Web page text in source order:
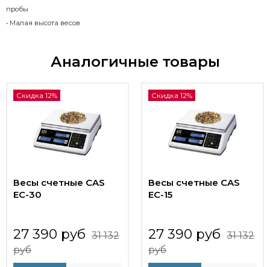
пробы
• Малая высота весов
Аналогичные товары
Скидка 12%
Весы счетные CAS
EC-30
27 390 руб 31 132
руб
Скидка 12%
Весы счетные CAS
EC-15
27 390 руб 31 132
руб